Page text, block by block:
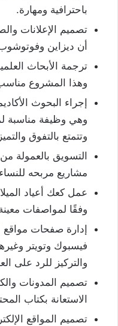
باحترافية ومهارة.
تصميم الإعلانات
أن ديزاين
ترجمة الأبحاث
وهذا المشروع مناسب
إجراء البحوث
وهي وظيفة مناسبة
وتتمتع بالتفوق
التسويق بالعمولة
مشاريع مربحه
عمل كعك أعياد
وفقًا لمواصفات
إدارة صفحات مواقع
فيسبوك وتويتر
والتركيز للرد على
تصميم المدونات
الاستعانة بكتاب
تصميم المواقع